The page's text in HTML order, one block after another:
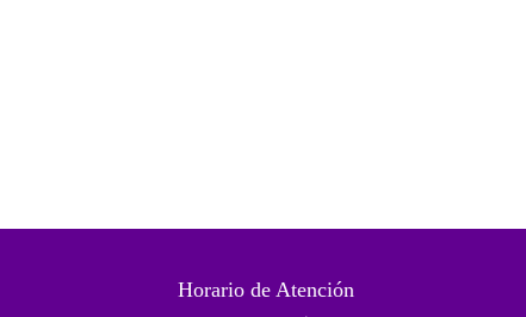
Horario de Atención